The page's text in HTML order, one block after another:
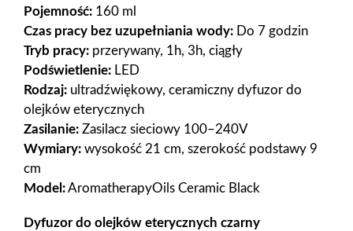
Pojemność: 160 ml
Czas pracy bez uzupełniania wody: Do 7 godzin
Tryb pracy: przerywany, 1h, 3h, ciągły
Podświetlenie: LED
Rodzaj: ultradźwiękowy, ceramiczny dyfuzor do
olejków eterycznych
Zasilanie: Zasilacz sieciowy 100–240V
Wymiary: wysokość 21 cm, szerokość podstawy 9
cm
Model:AromatherapyOils Ceramic Black
Dyfuzor do olejków eterycznych czarny